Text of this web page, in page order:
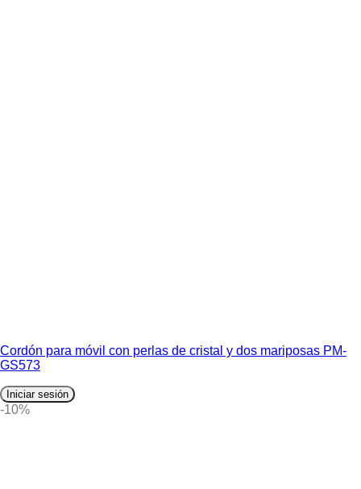
Cordón para móvil con perlas de cristal y dos mariposas PM-
GS573
Iniciar sesión
-10%